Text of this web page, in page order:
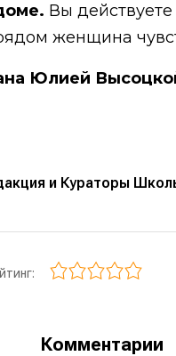
Вы
женщина
Юлией
и Кураторы
Комментарии